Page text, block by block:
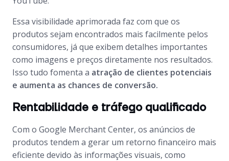
Essa visibilidade aprimorada faz com que os
produtos sejam encontrados mais facilmente pelos
consumidores, já que exibem detalhes importantes
como imagens e preços diretamente nos resultados.
Isso tudo fomenta a atração de clientes potenciais
e aumenta as chances de conversão.
Rentabilidade e tráfego qualificado
Com o Google Merchant Center, os anúncios de
produtos tendem a gerar um retorno financeiro mais
eficiente devido às informações visuais, como